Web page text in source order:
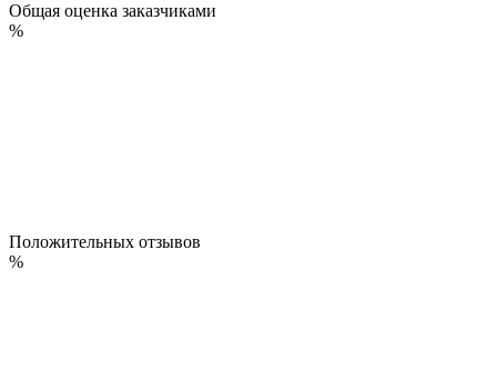
Общая оценка заказчиками
%
Положительных отзывов
%